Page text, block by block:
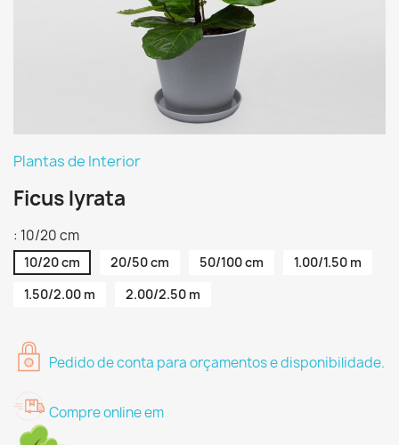
Plantas de Interior
Ficus lyrata
: 10/20 cm
10/20 cm 20/50 cm 50/100 cm
1.00/1.50 m
1.50/2.00 m
2.00/2.50 m
Pedido de conta para orçamentos e disponibilidade.
Compre online em